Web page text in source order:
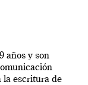
años y son
la escritura de